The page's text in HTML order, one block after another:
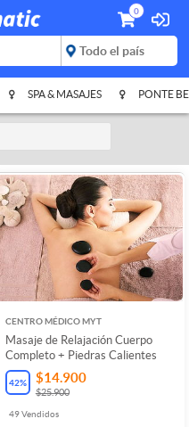
0
SPA & MASAJES PONTE
CENTRO MÉDICO MYT
Masaje de Relajación Cuerpo
Completo + Piedras Calientes
42% $14.900
$25.900
49Vendidos